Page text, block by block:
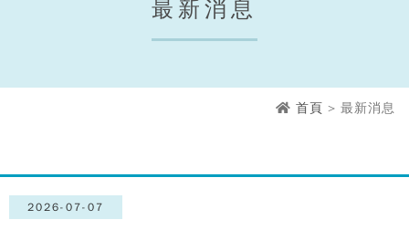
最新消息
首頁 > 最新消息
2026-07-07